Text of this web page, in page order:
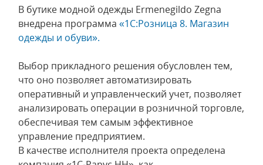
В бутике модной одежды Ermenegildo Zegna
внедрена программа «1С:Розница 8. Магазин
одежды и обуви».
Выбор прикладного решения обусловлен тем,
что оно позволяет автоматизировать
оперативный и управленческий учет, позволяет
анализировать операции в розничной торговле,
обеспечивая тем самым эффективное
управление предприятием.
В качестве исполнителя проекта определена